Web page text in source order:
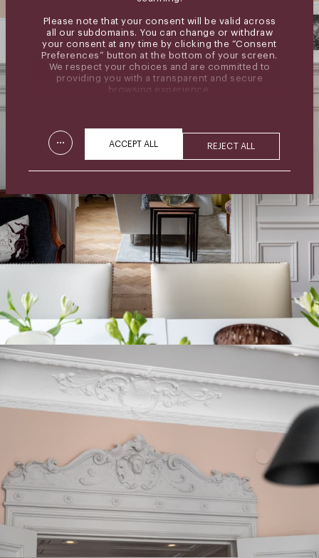
Please note that your consent will be valid across
all our subdomains. You can change or withdraw
your consent at any time by clicking the “Consent
Preferences” button at the bottom of your screen.
We respect your choices and are committed to
providing you with a transparent and secure
browsing experience.
... ACCEPT ALL REJECT ALL